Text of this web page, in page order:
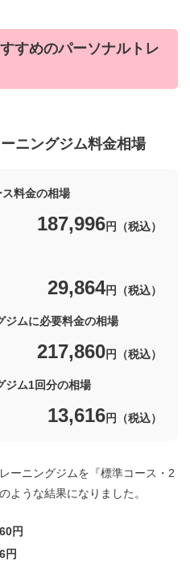
すめのパーソナルトレ
ニングジム料金相場
料金の相場
187,996円（税込）
29,864円（税込）
ジムに必要料金の相場
217,860円（税込）
ジム1回分の相場
13,616円（税込）
ーニングジムを『標準コース・2
ような結果になりました。
円
円